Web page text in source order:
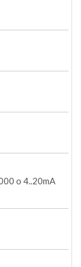
o 4..20mA